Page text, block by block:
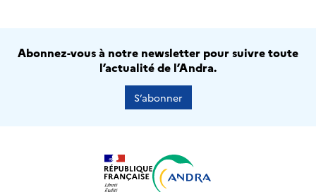
Abonnez-vous à notre newsletter pour suivre toute
l’actualité de l’Andra.
S’abonner